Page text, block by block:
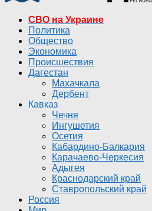
СВО на Украине
Политика
Общество
Экономика
Происшествия
Дагестан
Махачкала
Дербент
Кавказ
Чечня
Ингушетия
Осетия
Кабардино-Балкария
Карачаево-Черкесия
Адыгея
Краснодарский край
Ставропольский край
Россия